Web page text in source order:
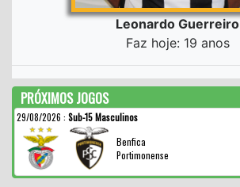
Leonardo Guerreiro
Faz hoje: 19 anos
PRÓXIMOS JOGOS
29/08/2026 : Sub-15 Masculinos
Benfica
Portimonense